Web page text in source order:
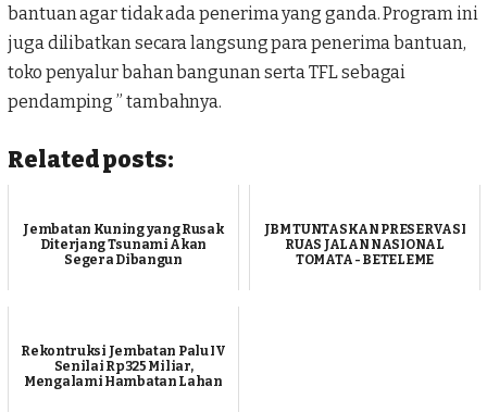
bantuan agar tidak ada penerima yang ganda. Program ini
juga dilibatkan secara langsung para penerima bantuan,
toko penyalur bahan bangunan serta TFL sebagai
pendamping ” tambahnya.
Related posts:
Jembatan Kuning yang Rusak
Diterjang Tsunami Akan
Segera Dibangun
JBM TUNTASKAN PRESERVASI
RUAS JALAN NASIONAL
TOMATA - BETELEME
Rekontruksi Jembatan Palu IV
Senilai Rp325 Miliar,
Mengalami Hambatan Lahan